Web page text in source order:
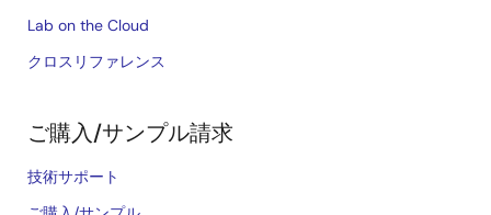
Lab on the Cloud
クロスリファレンス
ご購入/サンプル請求
技術サポート